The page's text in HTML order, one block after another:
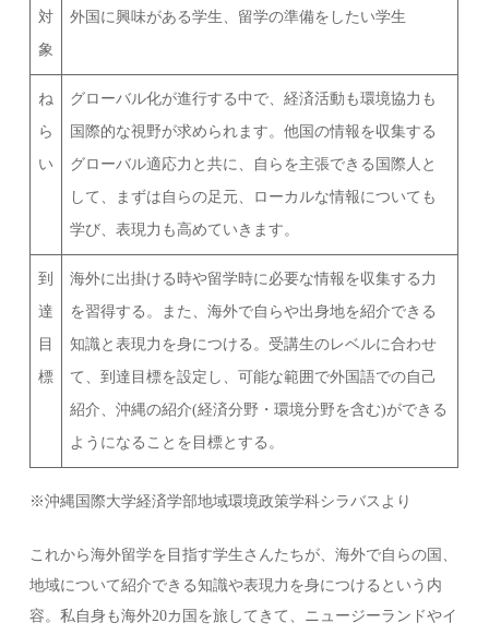
対
象
外国に興味がある学生、留学の準備をしたい学生
ね
ら
い
グローバル化が進行する中で、経済活動も環境協力も
国際的な視野が求められます。他国の情報を収集する
グローバル適応力と共に、自らを主張できる国際人と
して、まずは自らの足元、ローカルな情報についても
学び、表現力も高めていきます。
到
達
目
標
海外に出掛ける時や留学時に必要な情報を収集する力
を習得する。また、海外で自らや出身地を紹介できる
知識と表現力を身につける。受講生のレベルに合わせ
て、到達目標を設定し、可能な範囲で外国語での自己
紹介、沖縄の紹介(経済分野・環境分野を含む)ができる
ようになることを目標とする。
※沖縄国際大学経済学部地域環境政策学科シラバスより
これから海外留学を目指す学生さんたちが、海外で自らの国、
地域について紹介できる知識や表現力を身につけるという内
容。私自身も海外20カ国を旅してきて、ニュージーランドやイ